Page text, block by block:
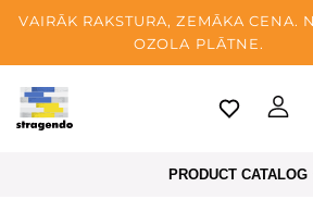
VAIRĀK RAKSTURA, ZEMĀKA CENA.
OZOLA PLĀTNE.
Tallina
PRODUCT CATALOG